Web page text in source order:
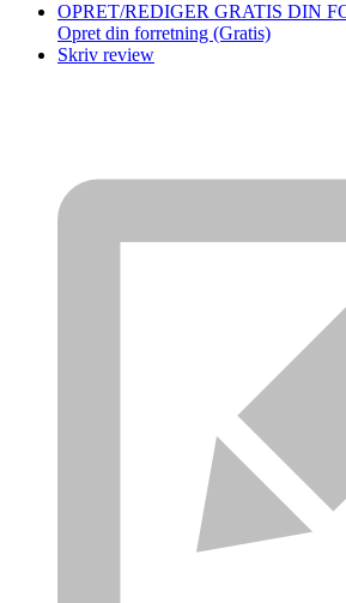
OPRET/REDIGER GRATIS DIN
Opret din forretning (Gratis)
Skriv review